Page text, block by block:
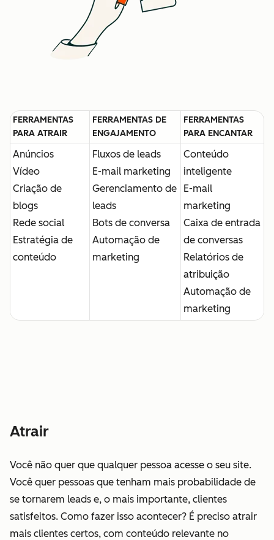
FERRAMENTAS
PARA ATRAIR
FERRAMENTAS DE
ENGAJAMENTO
FERRAMENTAS
PARA ENCANTAR
Anúncios
Vídeo
Criação de
blogs
Rede social
Estratégia de
conteúdo
Fluxos de leads
E-mail marketing
Gerenciamento de
leads
Bots de conversa
Automação de
marketing
Conteúdo
inteligente
E-mail
marketing
Caixa de entrada
de conversas
Relatórios de
atribuição
Automação de
marketing
Atrair
Você não quer que qualquer pessoa acesse o seu site.
Você quer pessoas que tenham mais probabilidade de
se tornarem leads e, o mais importante, clientes
satisfeitos. Como fazer isso acontecer? É preciso atrair
mais clientes certos, com conteúdo relevante no